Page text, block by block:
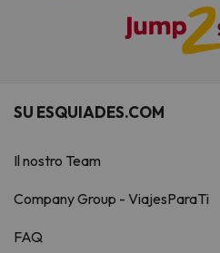
SU ESQUIADES.COM
Il nostro Team
Company Group - ViajesParaTi
FAQ